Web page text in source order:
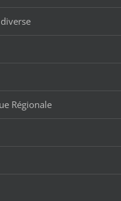
Régionale